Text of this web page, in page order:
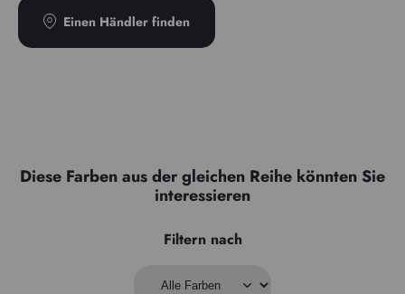
Einen Händler finden
Diese Farben aus der gleichen Reihe könnten Sie
interessieren
Filtern nach